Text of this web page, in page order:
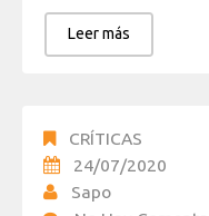
Leer más
CRÍTICAS
24/07/2020
Sapo